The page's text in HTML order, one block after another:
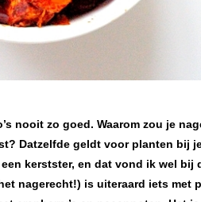
nooit zo goed. Waarom zou je
Datzelfde geldt voor planten bij
kerstster, en dat vond ik wel bij
nagerecht!) is uiteraard iets met